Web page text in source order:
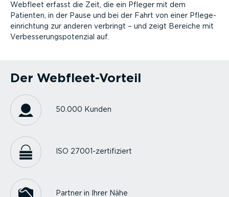
Webfleet erfasst die Zeit, die ein Pfleger mit dem
Patienten, in der Pause und bei der Fahrt von einer Pflege­
ein­richtung zur anderen verbringt – und zeigt Bereiche mit
Verbes­se­rungs­po­tenzial auf.
Der Webfleet-Vorteil
50.000 Kunden
ISO 27001-zerti­fi­ziert
Partner in Ihrer Nähe